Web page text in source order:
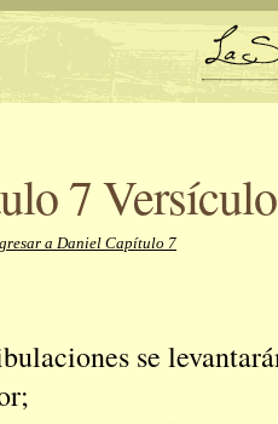
7
a Daniel Capítulo 7
se